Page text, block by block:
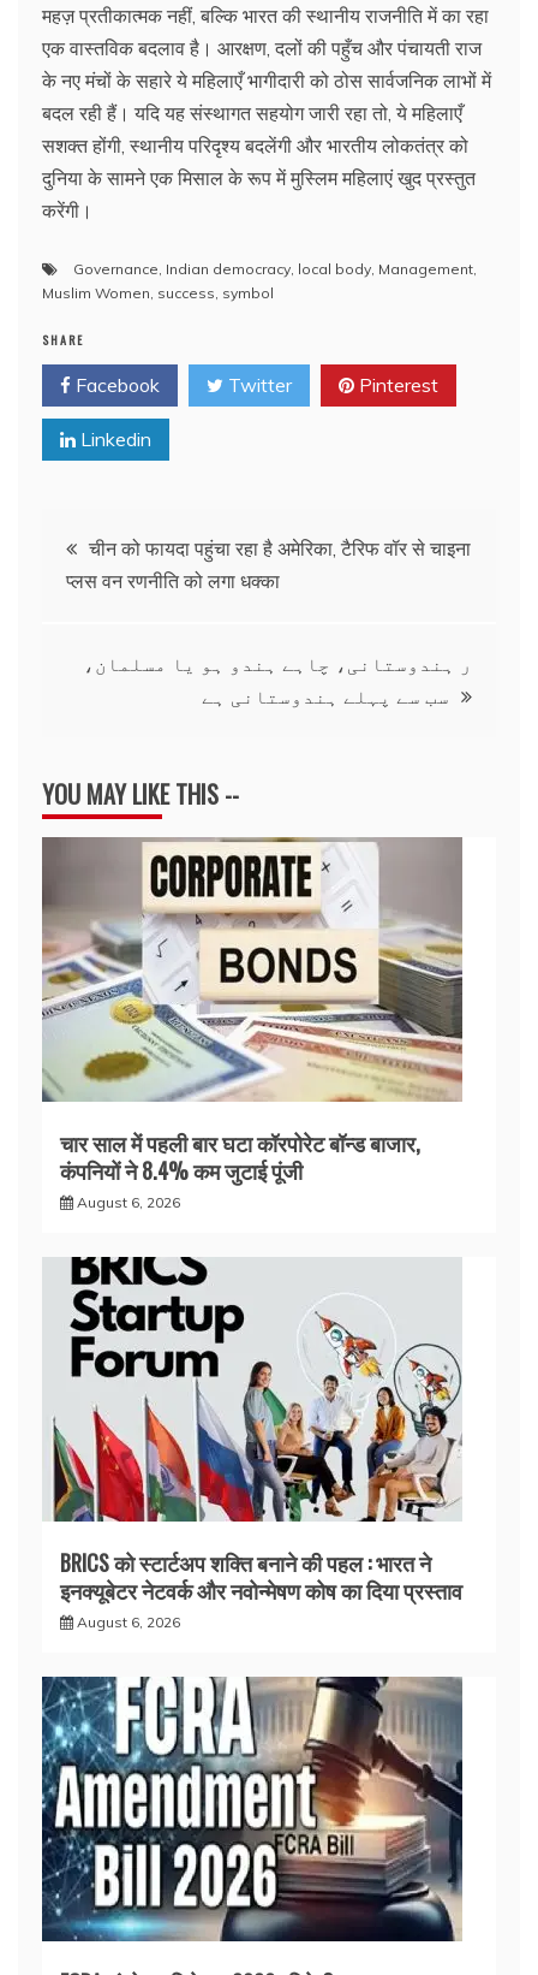
महज़ प्रतीकात्मक नहीं, बल्कि भारत की स्थानीय राजनीति में का रहा
एक वास्तविक बदलाव है। आरक्षण, दलों की पहुँच और पंचायती राज
के नए मंचों के सहारे ये महिलाएँ भागीदारी को ठोस सार्वजनिक लाभों में
बदल रही हैं। यदि यह संस्थागत सहयोग जारी रहा तो, ये महिलाएँ
सशक्त होंगी, स्थानीय परिदृश्य बदलेंगी और भारतीय लोकतंत्र को
दुनिया के सामने एक मिसाल के रूप में मुस्लिम महिलाएं खुद प्रस्तुत
करेंगी।
Governance Indian democracy local body Management
Muslim Women success symbol
SHARE
Facebook Twitter Pinterest
Linkedin
Post
navigation
चीन को फायदा पहुंचा रहा है अमेरिका, टैरिफ वॉर से चाइना
प्लस वन रणनीति को लगा धक्का
ر ہندوستانی، چاہے ہندو ہو یا مسلمان،
سب سے پہلے ہندوستانی ہے
YOU MAY LIKE THIS --
चार साल में पहली बार घटा कॉरपोरेट बॉन्ड बाजार,
कंपनियों ने 8.4% कम जुटाई पूंजी
August 6, 2026
BRICS को स्टार्टअप शक्ति बनाने की पहल : भारत ने
इनक्यूबेटर नेटवर्क और नवोन्मेषण कोष का दिया प्रस्ताव
August 6, 2026